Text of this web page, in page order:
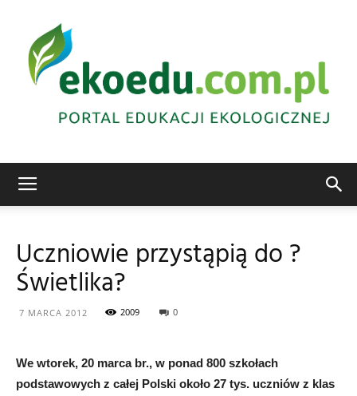
ekologiczna
Uczniowie przystąpią do ?
Świetlika?
7 MARCA 2012 2009 0
We wtorek, 20 marca br., w ponad 800 szkołach
podstawowych z całej Polski około 27 tys. uczniów z klas